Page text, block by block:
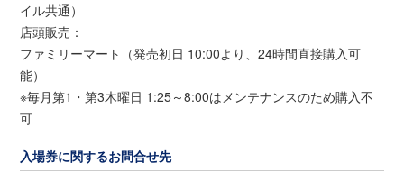
イル共通）
店頭販売：
ファミリーマート（発売初日 10:00より、24時間直接購入可
能）
※毎月第1・第3木曜日 1:25～8:00はメンテナンスのため購入不
可
入場券に関するお問合せ先